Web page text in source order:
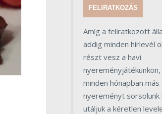
FELIRATKOZÁS
Amíg a feliratkozott
addig minden hírlevél
részt vesz a havi
minden hónapban más
nyereményt sorsolunk
utáljuk a kéretlen